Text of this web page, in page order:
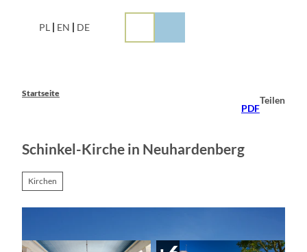
PL EN DE
Startseite
PDF
Teilen
Schinkel-Kirche in Neuhardenberg
Kirchen